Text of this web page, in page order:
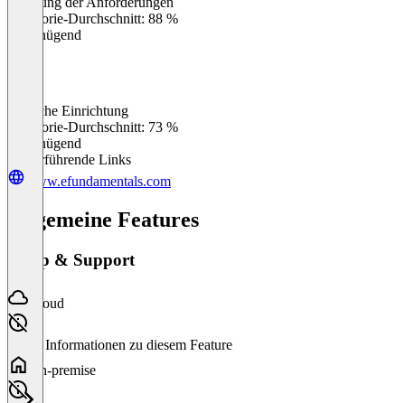
Kategorie-Durchschnitt: 88 %
Ungenügend
Einfache Einrichtung
Kategorie-Durchschnitt: 73 %
Ungenügend
Weiterführende Links
www.efundamentals.com
Allgemeine Features
Setup & Support
Cloud
Keine Informationen zu diesem Feature
On-premise